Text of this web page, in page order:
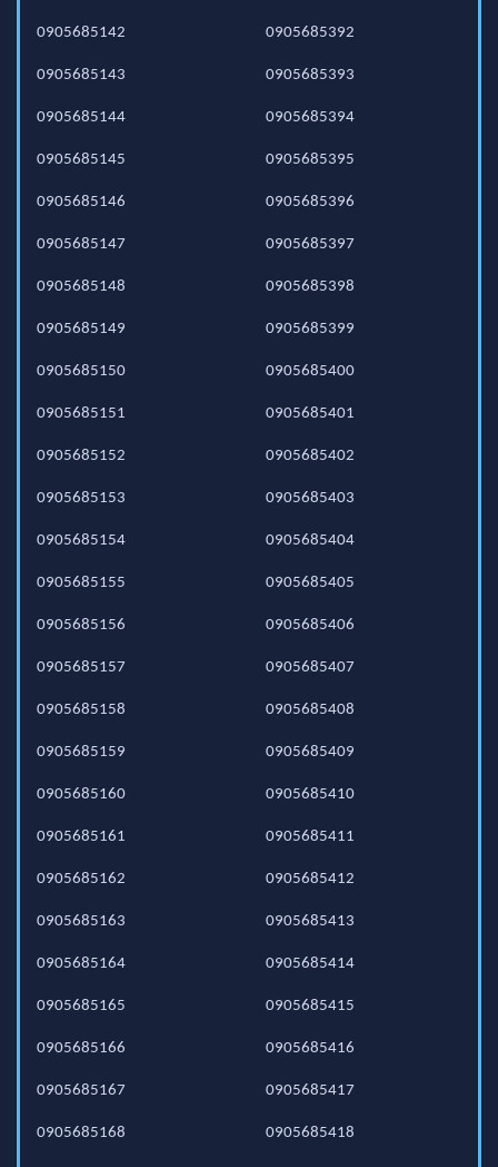
0905685142
0905685143
0905685144
0905685145
0905685146
0905685147
0905685148
0905685149
0905685150
0905685151
0905685152
0905685153
0905685154
0905685155
0905685156
0905685157
0905685158
0905685159
0905685160
0905685161
0905685162
0905685163
0905685164
0905685165
0905685166
0905685167
0905685168
0905685392
0905685393
0905685394
0905685395
0905685396
0905685397
0905685398
0905685399
0905685400
0905685401
0905685402
0905685403
0905685404
0905685405
0905685406
0905685407
0905685408
0905685409
0905685410
0905685411
0905685412
0905685413
0905685414
0905685415
0905685416
0905685417
0905685418